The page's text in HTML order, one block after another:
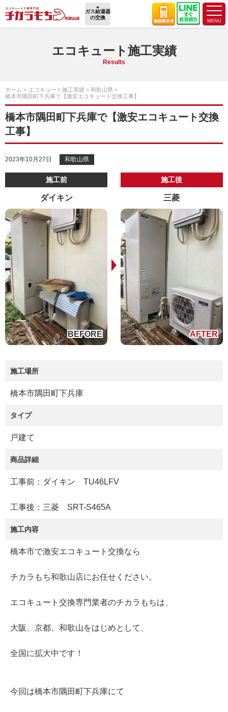
ガス給湯器
の交換
エコキュート施工実績
Results
ホーム エコキュート施工実績
和歌山県
橋本市隅田町下兵庫で【激安エコキュート交換工事】
橋本市隅田町下兵庫で【激安エコキュート交換
工事】
2023年10月27日 和歌山県
施工前
ダイキン
施工後
三菱
施工場所
橋本市隅田町下兵庫
タイプ
戸建て
商品詳細
工事前：ダイキン TU46LFV
工事後：三菱 SRT-S465A
施工内容
橋本市で激安エコキュート交換なら
チカラもち和歌山店にお任せください。
エコキュート交換専門業者のチカラもちは、
大阪、京都、和歌山をはじめとして、
全国に拡大中です！
今回は橋本市隅田町下兵庫にて